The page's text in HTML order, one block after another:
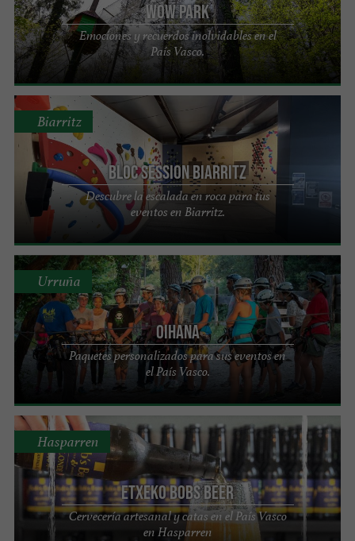
Wow Park
Emociones y recuerdos inolvidables en el
País Vasco.
Bloc Session Biarritz
Descubre la escalada en roca para tus
eventos en Biarritz.
Biarritz
Oihana
Paquetes personalizados para sus eventos en
el País Vasco.
Urruña
Etxeko Bobs Beer
Cervecería artesanal y catas en el País Vasco
en Hasparren
Hasparren